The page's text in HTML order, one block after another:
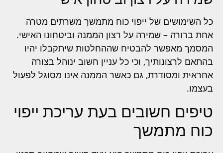
כל השימושים של ייפוי כוח מתמשך משרתים מטרה
אחת ברורה – שמירה על רצון הממנה וביטחונו האישי.
המסמך מאפשר להבטיח שההחלטות שיתקבלו יהיו
בהתאם לרצונותיך, וכי כל עניין חשוב ינוהל בצורה
אחראית ומסודרת, גם כאשר הממנה אינו מסוגל לפעול
בעצמו.
טיפים חשובים בעת עריכת ייפוי
כוח מתמשך